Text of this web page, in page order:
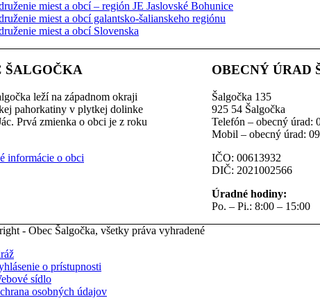
miest a obcí – región JE Jaslovské Bohunice
miest a obcí galantsko-šalianskeho regiónu
miest a obcí Slovenska
ŠALGOČKA
leží na západnom okraji
pahorkatiny v plytkej dolinke
Prvá zmienka o obci je z roku
informácie o obci
OBECNÝ ÚRAD
Šalgočka 135
925 54 Šalgočka
Telefón – obecný úrad:
Mobil – obecný úrad:
IČO: 00613932
DIČ: 2021002566
Úradné hodiny:
Po. – Pi.: 8:00 – 15:00
- Obec Šalgočka, všetky práva vyhradené
o prístupnosti
sídlo
osobných údajov